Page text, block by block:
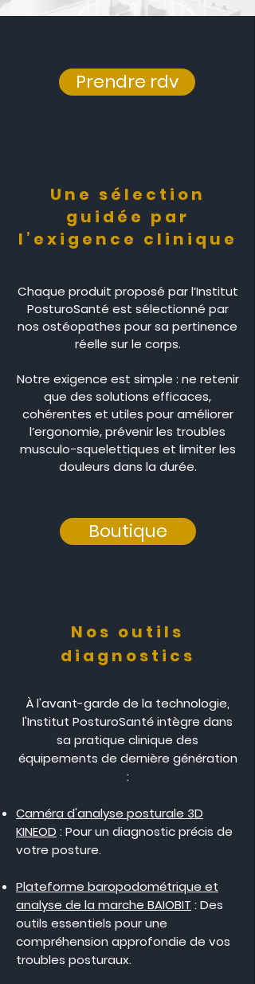
Prendre rdv
Une sélection
guidée par
l’exigence clinique
Chaque produit proposé par l’Institut
PosturoSanté est sélectionné par
nos ostéopathes pour sa pertinence
réelle sur le corps.
Notre exigence est simple : ne retenir
que des solutions efficaces,
cohérentes et utiles pour améliorer
l’ergonomie, prévenir les troubles
musculo-squelettiques et limiter les
douleurs dans la durée.
Boutique
Nos outils
diagnostics
À l'avant-garde de la technologie,
l'Institut PosturoSanté intègre dans
sa pratique clinique des
équipements de dernière génération
:
Caméra d'analyse posturale 3D
KINEOD : Pour un diagnostic précis de
votre posture.
Plateforme baropodométrique et
analyse de la marche BAIOBIT : Des
outils essentiels pour une
compréhension approfondie de vos
troubles posturaux.